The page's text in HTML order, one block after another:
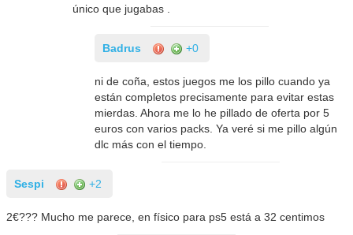
único que jugabas .
Badrus +0
ni de coña, estos juegos me los pillo cuando ya
están completos precisamente para evitar estas
mierdas. Ahora me lo he pillado de oferta por 5
euros con varios packs. Ya veré si me pillo algún
dlc más con el tiempo.
Sespi +2
2€??? Mucho me parece, en físico para ps5 está a 32 centimos